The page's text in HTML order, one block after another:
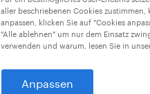
aller beschriebenen Cookies zustimmen,
anpassen, klicken Sie auf "Cookies
"Alle ablehnen" um nur dem Einsatz
verwenden und warum, lesen Sie in
Anpassen